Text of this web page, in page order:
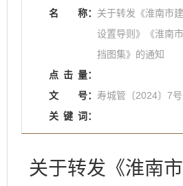
名
称： 关于转发《淮南市
设置导则》《淮南
挡图集》的通知
点 击 量：
文
号： 寿城管〔2024〕7号
关 键 词：
关于转发《淮南